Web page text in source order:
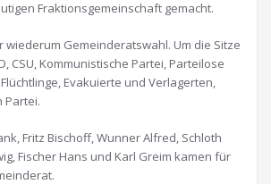
Fraktionsgemeinschaft gemacht.
wiederum Gemeinderatswahl. Um die Sitze
CSU, Kommunistische Partei, Parteilose
Evakuierte und Verlagerten,
Partei.
Fritz Bischoff, Wunner Alfred, Schloth
Fischer Hans und Karl Greim kamen für